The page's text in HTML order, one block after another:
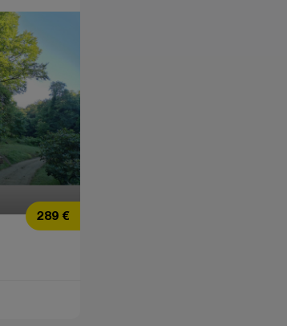
Prix289 €